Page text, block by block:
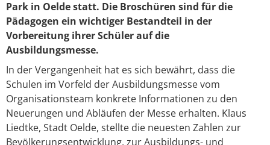
Park in Oelde statt. Die Broschüren sind für die
Pädagogen ein wichtiger Bestandteil in der
Vorbereitung ihrer Schüler auf die
Ausbildungsmesse.
In der Vergangenheit hat es sich bewährt, dass die
Schulen im Vorfeld der Ausbildungsmesse vom
Organisationsteam konkrete Informationen zu den
Neuerungen und Abläufen der Messe erhalten. Klaus
Liedtke, Stadt Oelde, stellte die neuesten Zahlen zur
Bevölkerungsentwicklung, zur Ausbildungs- und